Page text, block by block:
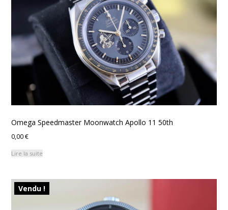
Omega Speedmaster Moonwatch Apollo 11 50th
0,00€
Lire la suite
Vendu !